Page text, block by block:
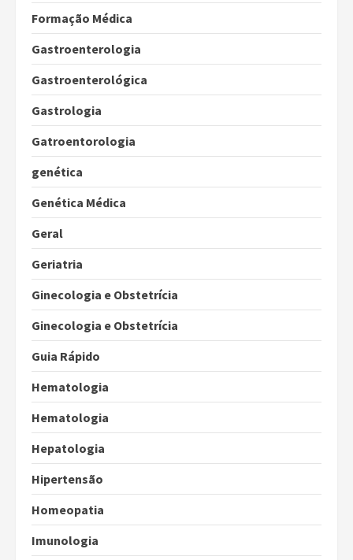
Formação Médica
Gastroenterologia
Gastroenterológica
Gastrologia
Gatroentorologia
genética
Genética Médica
Geral
Geriatria
Ginecologia e Obstetrícia
Ginecologia e Obstetrícia
Guia Rápido
Hematologia
Hematologia
Hepatologia
Hipertensão
Homeopatia
Imunologia